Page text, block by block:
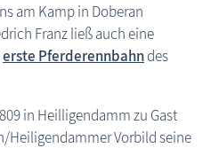
am Kamp in Doberan
Franz ließ auch eine
erste Pferderennbahndes
in Heilligendamm zu Gast
Heiligendammer Vorbild seine